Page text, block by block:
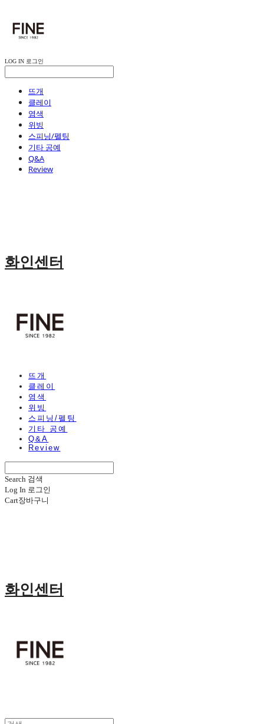
LOG IN 로그인
뜨개
클레이
염색
위빙
스피닝/펠팅
기타 공예
Q&A
Review
화인센터
뜨개
클레이
염색
위빙
스피닝/펠팅
기타 공예
Q&A
Review
Search 검색
Log In 로그인
Cart장바구니
화인센터